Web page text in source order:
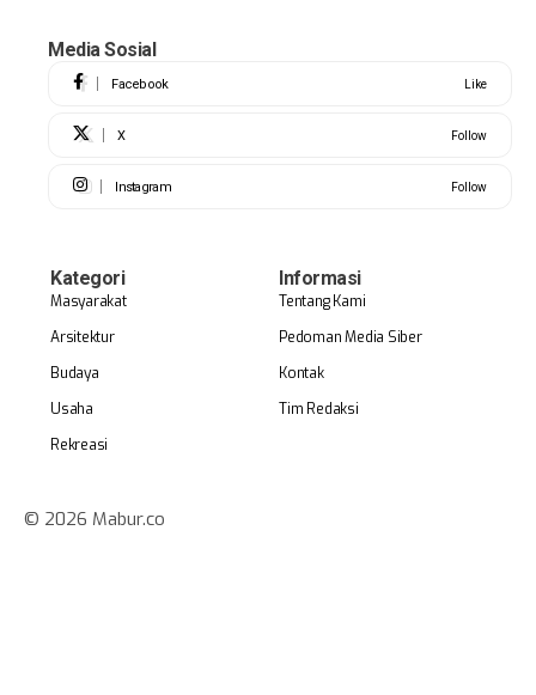
Media Sosial
Facebook Like
X Follow
Instagram Follow
Kategori
Masyarakat
Arsitektur
Budaya
Usaha
Rekreasi
Informasi
Tentang Kami
Pedoman Media Siber
Kontak
Tim Redaksi
© 2026 Mabur.co